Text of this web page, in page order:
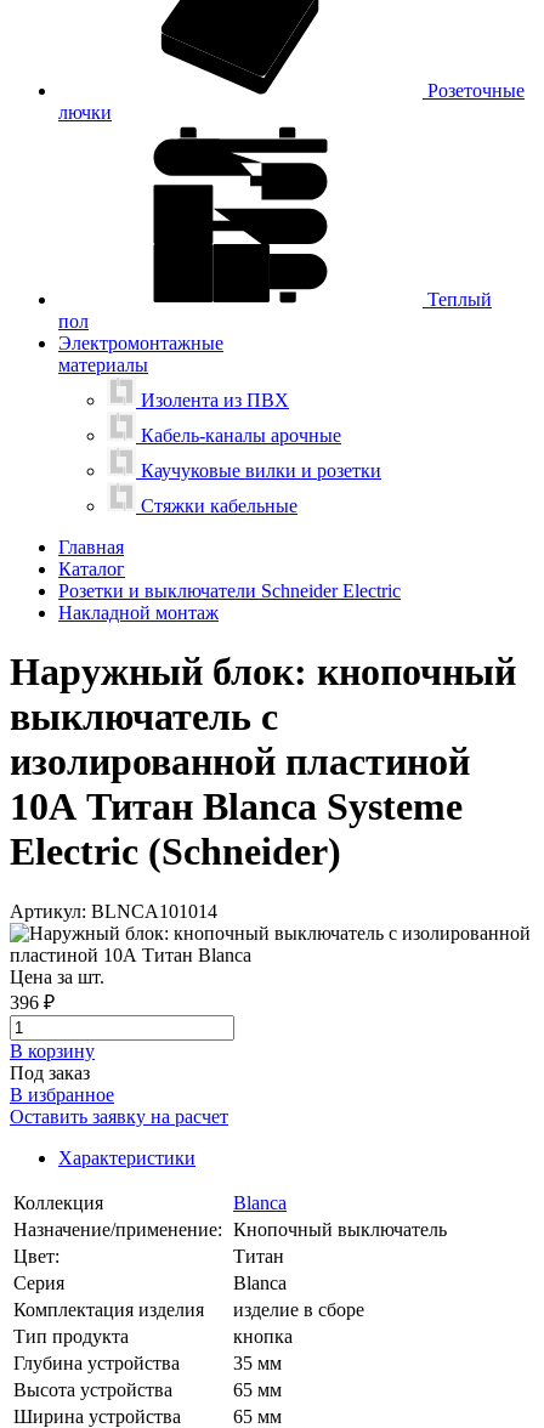
Розеточные
лючки
Теплый
пол
Электромонтажные
материалы
Изолента из ПВХ
Кабель-каналы арочные
Каучуковые вилки и розетки
Стяжки кабельные
Главная
Каталог
Розетки и выключатели Schneider Electric
Накладной монтаж
Наружный блок: кнопочный
выключатель с
изолированной пластиной
10А Титан Blanca Systeme
Electric (Schneider)
Артикул: BLNCA101014
Цена за шт.
396 ₽
В корзинy
Под заказ
В избранное
Оставить заявку на расчет
Характеристики
Коллекция
Blanca
Назначение/применение: Кнопочный выключатель
Цвет:
Титан
Серия
Blanca
Комплектация изделия
изделие в сборе
Тип продукта
кнопка
Глубина устройства
35 мм
Высота устройства
65 мм
Ширина устройства
65 мм